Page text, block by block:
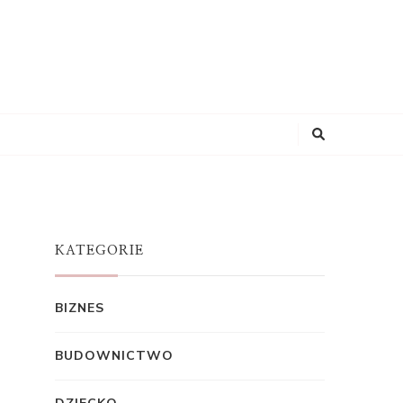
KATEGORIE
BIZNES
BUDOWNICTWO